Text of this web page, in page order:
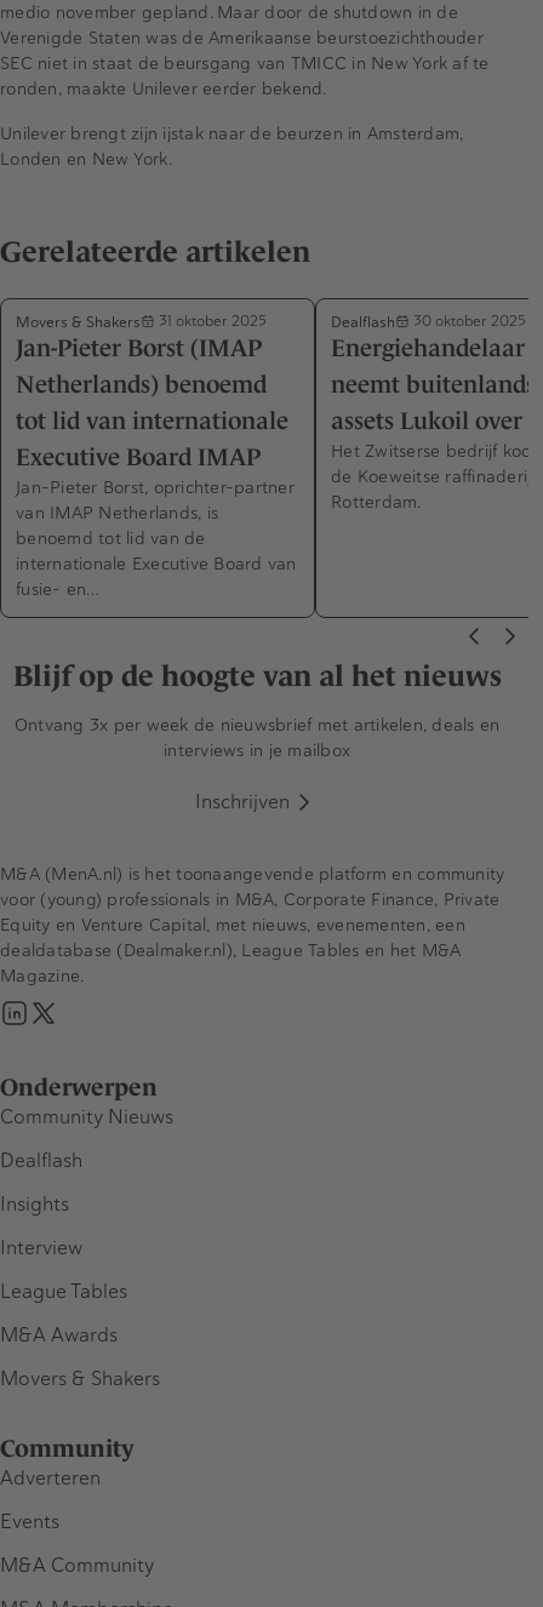
medio november gepland. Maar door de shutdown in de
Verenigde Staten was de Amerikaanse beurstoezichthouder
SEC niet in staat de beursgang van TMICC in New York af te
ronden, maakte Unilever eerder bekend.
Unilever brengt zijn ijstak naar de beurzen in Amsterdam,
Londen en New York.
Gerelateerde artikelen
Movers & Shakers 31 oktober 2025
Jan-Pieter Borst (IMAP
Netherlands) benoemd
tot lid van internationale
Executive Board IMAP
Jan-Pieter Borst, oprichter-partner
van IMAP Netherlands, is
benoemd tot lid van de
internationale Executive Board van
fusie- en…
Dealflash 30 oktober 2025
Energiehandelaar
neemt
assets Lukoil over
Het Zwitserse bedrijf
de Koeweitse raffinaderij
Rotterdam.
Blijf op de hoogte van al het nieuws
Ontvang 3x per week de nieuwsbrief met artikelen, deals en
interviews in je mailbox
Inschrijven
Onderwerpen
Community Nieuws
Dealflash
Insights
Interview
League Tables
M&A Awards
Movers & Shakers
Community
Adverteren
Events
M&A Community
M&A (MenA.nl) is het toonaangevende platform en community
voor (young) professionals in M&A, Corporate Finance, Private
Equity en Venture Capital, met nieuws, evenementen, een
dealdatabase (Dealmaker.nl), League Tables en het M&A
Magazine.